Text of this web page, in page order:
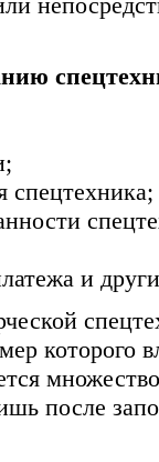
спецтехника;
и
которого
после